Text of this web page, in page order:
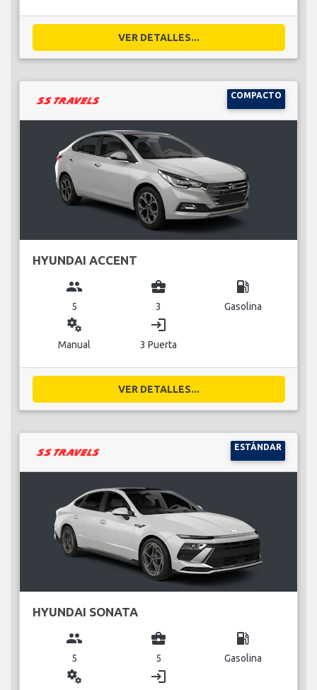
VER DETALLES...
COMPACTO
HYUNDAI ACCENT
group
5
business_center
3
local_gas_station
Gasolina
miscellaneous_services
Manual
login
3 Puerta
VER DETALLES...
ESTÁNDAR
HYUNDAI SONATA
group
5
business_center
5
local_gas_station
Gasolina
miscellaneous_services login